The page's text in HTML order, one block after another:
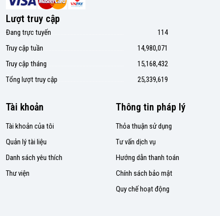
Lượt truy cập
Đang trực tuyến
114
Truy cập tuần
14,980,071
Truy cập tháng
15,168,432
Tổng lượt truy cập
25,339,619
Tài khoản
Tài khoản của tôi
Quản lý tài liệu
Danh sách yêu thích
Thư viện
Thông tin pháp lý
Thỏa thuận sử dụng
Tư vấn dịch vụ
Hướng dẫn thanh toán
Chính sách bảo mật
Quy chế hoạt động